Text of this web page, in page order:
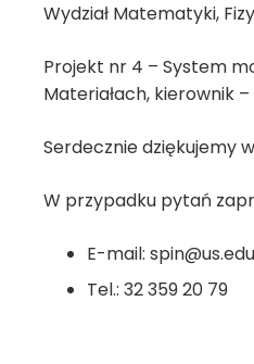
Wydział Matematyki,
Projekt nr 4 – System
Materiałach, kierownik –
Serdecznie dziękujemy
W przypadku pytań
E-mail:
Tel.: 32 359 20 79